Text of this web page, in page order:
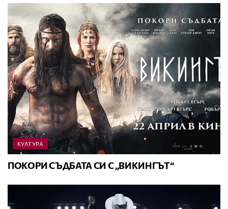
КУЛТУРА
ПОКОРИ СЪДБАТА СИ С „ВИКИНГЪТ“